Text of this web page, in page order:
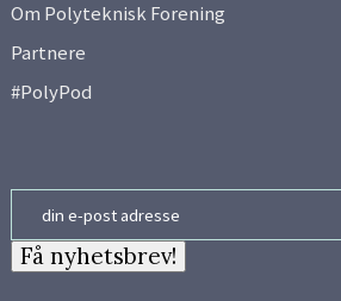
Om Polyteknisk Forening
Partnere
#PolyPod
Få nyhetsbrev!